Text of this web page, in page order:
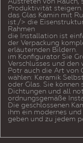
Produktivität steigern.
das Glas Kamin mit
ist./> die
Rahmen
die Installation ist
der Verpackung
erläuternden Bildern.
im Konfigurator Sie
Verschlusses und den
Potr auch die Art von
wählen: Keramik
oder Glas. Sie können
Dichtungen und all
ordnungsgemäße
Die geschlossenen
ihm ein modernes
geben und zu jedem